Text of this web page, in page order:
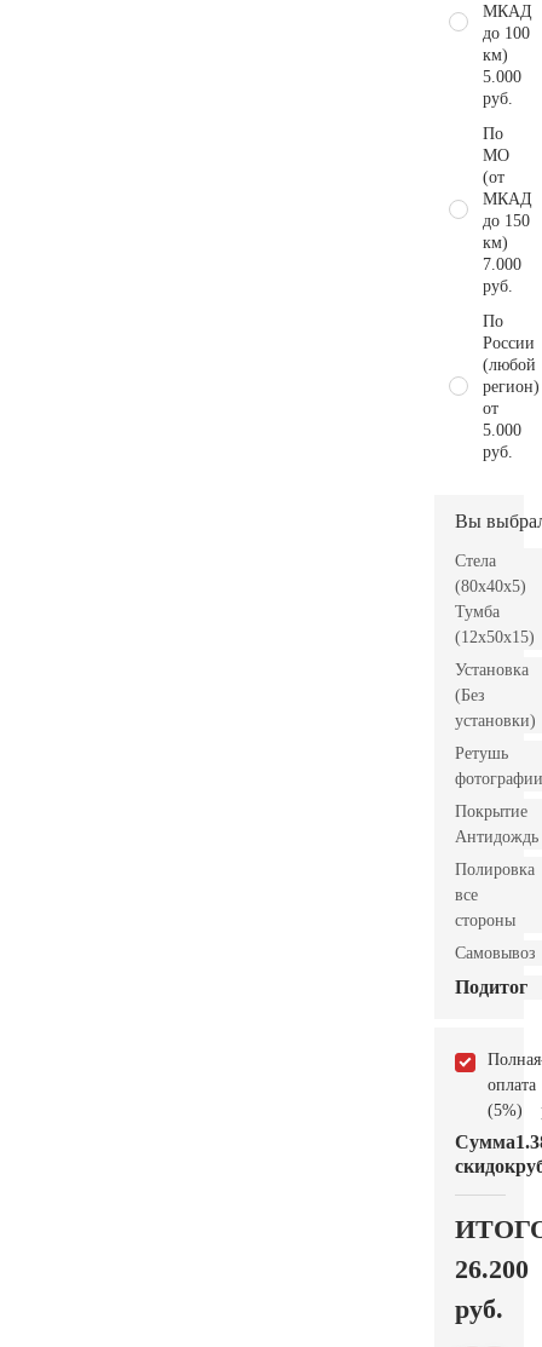
МКАД
до 100
км)
5.000
руб.
По
МО
(от
МКАД
до 150
км)
7.000
руб.
По
России
(любой
регион)
от
5.000
руб.
Вы
Стела
(80x40x5)
Тумба
(12x50x15)
Установка
(Без
установки)
Ретушь
фотографии
Покрытие
Антидождь
Полировка
все
стороны
Самовывоз
Подитог
Полная
оплата
(5%)
Сумма
скидок
26.200
руб.